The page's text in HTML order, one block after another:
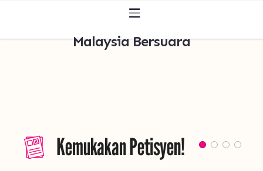
Malaysia Bersuara
Kemukakan Petisyen!